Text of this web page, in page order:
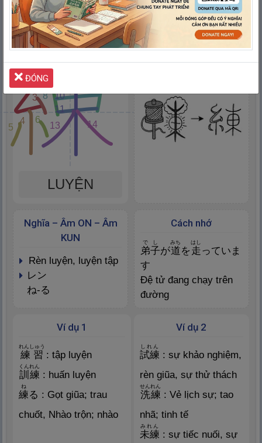
2
3
4
5
6
7
8
11
10
13 14
LUYỆN
Cách nhớ
弟子
でし
が道
みち
を 走
はし
っていま
す
Đệ tử đang chạy trên
đường
Nghĩa – Âm ON – Âm
KUN
rèn luyện, luyện tập
レン
ね-る
Ví dụ 1
練 習
れんしゅう
: tập luyện
訓 練
くんれん
: huấn luyện
練
ね
る : Gọt giũa; trau
chuốt, Nhào trộn; nhào
Ví dụ 2
試練
しれん
: sự khảo nghiệm,
rèn giũa, sự thử thách
洗練
せんれん
: Vẻ lịch sự; tao
nhã; tinh tế
未練
みれん
: sự tiếc nuối, sự
ĐÓNG